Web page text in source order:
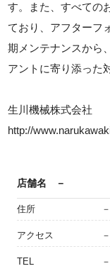
す。また、すべての
ており、アフターフ
期メンテナンスから
アントに寄り添った
生川機械株式会社
http://
店舗名 －
住所 －
アクセス －
TEL －